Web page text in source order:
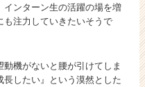
ンターン生の活躍の場を増
も注力していきたいそうで
機がないと腰が引けてしま
長したい』という漠然とした